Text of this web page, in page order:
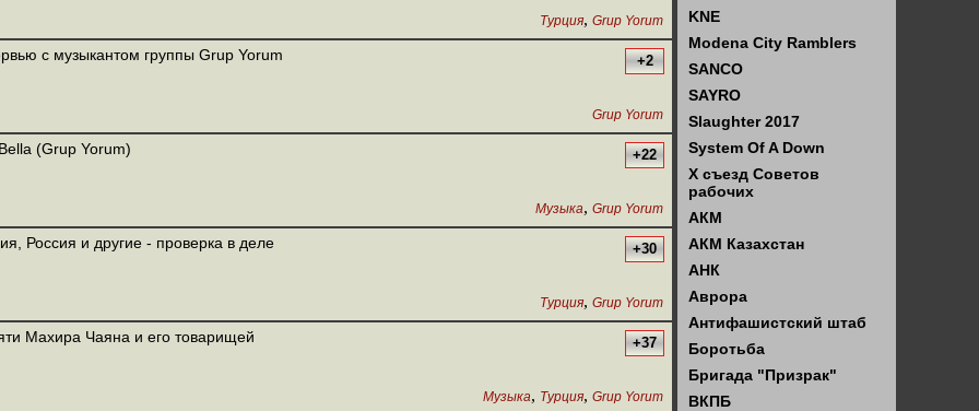
Турция, Grup Yorum
с музыкантом группы Grup Yorum +2
Grup Yorum
(Grup Yorum) +22
Музыка, Grup Yorum
Россия и другие - проверка в деле +30
Турция, Grup Yorum
Махира Чаяна и его товарищей +37
Музыка, Турция, Grup Yorum
KNE
Modena City Ramblers
SANCO
SAYRO
Slaughter 2017
System Of A Down
X съезд Советов
рабочих
АКМ
АКМ Казахстан
АНК
Аврора
Антифашистский штаб
Боротьба
Бригада "Призрак"
ВКПБ